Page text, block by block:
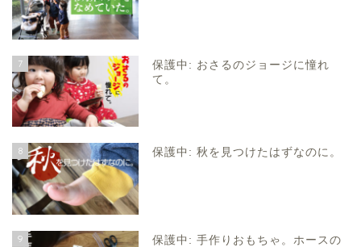
7
保護中: おさるのジョージに憧れ
て。
8 保護中: 秋を見つけたはずなのに。
9
保護中: 手作りおもちゃ。ホースの